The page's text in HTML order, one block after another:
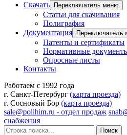
Скачать
Переключатель меню
Статьи для скачивания
Полиграфия
Документация
Переключатель
Патенты и сертификаты
Нормативные
Опросные листы
Контакты
Работаем с 1992 года
г. Санкт-Петербург (карта проезда)
г. Сосновый Бор (карта проезда)
sale@polihim.ru - отдел продаж
снабжения
Поиск